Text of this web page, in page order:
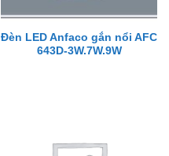
Đèn LED Anfaco gắn nổi AFC
643D-3W.7W.9W